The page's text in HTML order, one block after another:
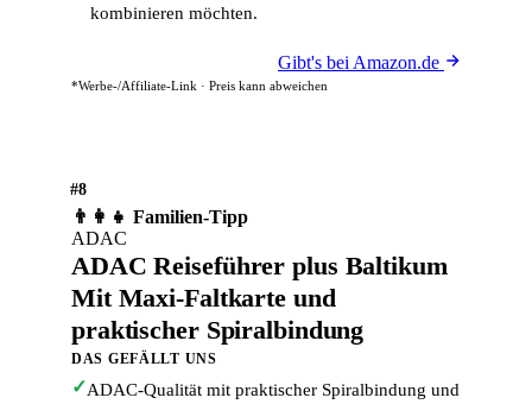
kombinieren möchten.
Gibt's bei Amazon.de
*Werbe-/Affiliate-Link · Preis kann abweichen
#8
👨‍👩‍👧 Familien-Tipp
ADAC
ADAC Reiseführer plus Baltikum
Mit Maxi-Faltkarte und
praktischer Spiralbindung
DAS GEFÄLLT UNS
✓ADAC-Qualität mit praktischer Spiralbindung und